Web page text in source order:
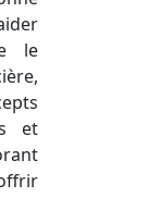
le
et